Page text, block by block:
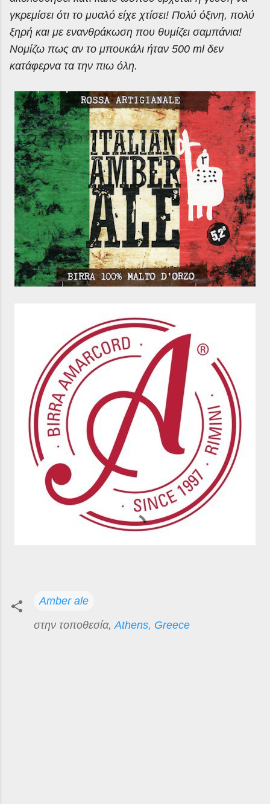
γκρεμίσει ότι το μυαλό είχε χτίσει! Πολύ όξινη, πολύ
ξηρή και με ενανθράκωση που θυμίζει σαμπάνια!
Νομίζω πως αν το μπουκάλι ήταν 500 ml δεν
κατάφερνα τα την πιω όλη.
Amber ale
στην τοποθεσία,Athens, Greece